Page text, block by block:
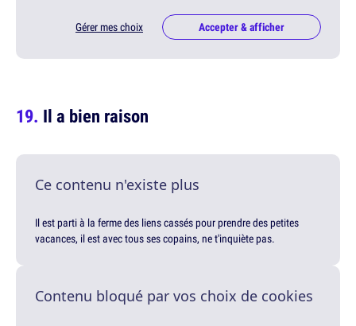
Gérer mes choix Accepter & afficher
Il a bien raison
Ce contenu n'existe plus
Il est parti à la ferme des liens cassés pour prendre des petites
vacances, il est avec tous ses copains, ne t'inquiète pas.
Contenu bloqué par vos choix de cookies